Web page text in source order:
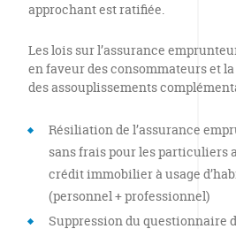
approchant est ratifiée.
Les lois sur l’assurance
en faveur des consommateurs et
des assouplissements
Résiliation de l’assurance
sans frais pour les particuliers
crédit immobilier à usage
(personnel + professionnel)
Suppression du questionnaire